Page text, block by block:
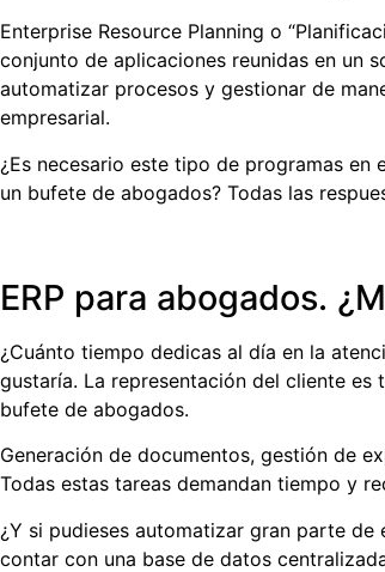
Enterprise Resource Planning o
conjunto de aplicaciones reunidas en un
automatizar procesos y gestionar de
empresarial.
¿Es necesario este tipo de programas en
un bufete de abogados? Todas las
ERP para abogados.
¿Cuánto tiempo dedicas al día en la
gustaría. La representación del cliente
bufete de abogados.
Generación de documentos, gestión de
Todas estas tareas demandan tiempo y
¿Y si pudieses automatizar gran parte
contar con una base de datos